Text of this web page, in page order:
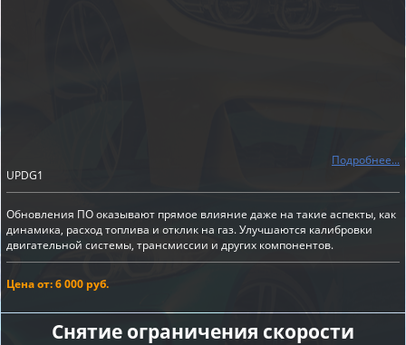
Подробнее...
UPDG1
Обновления ПО оказывают прямое влияние даже на такие аспекты, как
динамика, расход топлива и отклик на газ. Улучшаются калибровки
двигательной системы, трансмиссии и других компонентов.
Цена от: 6 000 руб.
Снятие ограничения скорости